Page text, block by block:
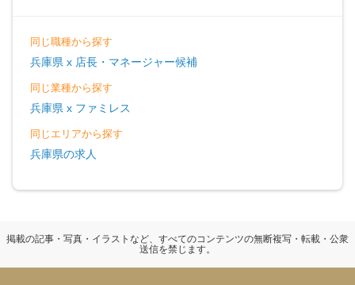
同じ職種から探す
兵庫県 x 店長・マネージャー候補
同じ業種から探す
兵庫県 x ファミレス
同じエリアから探す
兵庫県の求人
掲載の記事・写真・イラストなど、すべてのコンテンツの無断複写・転載・公衆
送信を禁じます。